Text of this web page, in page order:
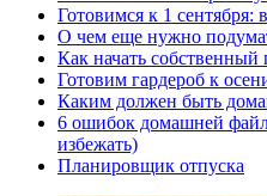
Готовимся к 1 сентября:
О чем еще нужно
Как начать собственный
Готовим гардероб к
Каким должен быть
6 ошибок домашней
избежать)
Планировщик отпуска